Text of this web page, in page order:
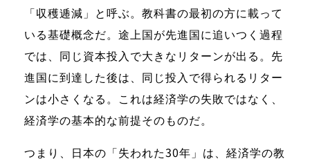
「収穫逓減」と呼ぶ。教科書の最初の方に載って
いる基礎概念だ。途上国が先進国に追いつく過程
では、同じ資本投入で大きなリターンが出る。先
進国に到達した後は、同じ投入で得られるリター
ンは小さくなる。これは経済学の失敗ではなく、
経済学の基本的な前提そのものだ。
つまり、日本の「失われた30年」は、経済学の教